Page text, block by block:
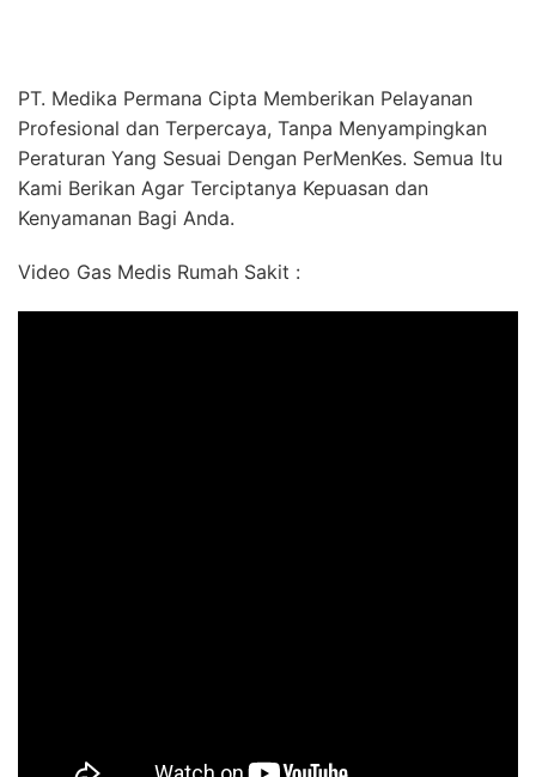
PT. Medika Permana Cipta Memberikan Pelayanan
Profesional dan Terpercaya, Tanpa Menyampingkan
Peraturan Yang Sesuai Dengan PerMenKes. Semua Itu
Kami Berikan Agar Terciptanya Kepuasan dan
Kenyamanan Bagi Anda.
Video Gas Medis Rumah Sakit :